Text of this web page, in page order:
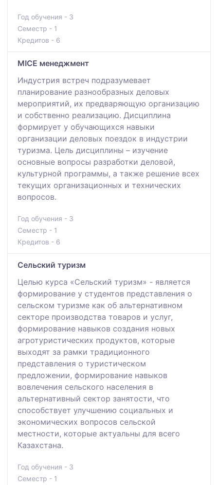
Год обучения - 3
Семестр - 1
Кредитов - 6
MICE менеджмент
Индустрия встреч подразумевает
планирование разнообразных деловых
мероприятий, их предваряющую организацию
и собственно реализацию. Дисциплина
формирует у обучающихся навыки
организации деловых поездок в индустрии
туризма. Цель дисциплины – изучение
основные вопросы разработки деловой,
культурной программы, а также решение всех
текущих организационных и технических
вопросов.
Год обучения - 3
Семестр - 1
Кредитов - 6
Сельский туризм
Целью курса «Сельский туризм» - является
формирование у студентов представления о
сельском туризме как об альтернативном
секторе производства товаров и услуг,
формирование навыков создания новых
агротуристических продуктов, которые
выходят за рамки традиционного
представления о туристическом
предложении, формирование навыков
вовлечения сельского населения в
альтернативный сектор занятости, что
способствует улучшению социальных и
экономических вопросов сельской
местности, которые актуальны для всего
Казахстана.
Год обучения - 3
Семестр - 1